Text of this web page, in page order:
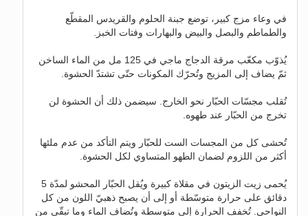
في وعاء مزج كبير، توضع جبنة الحلوم والقريدس المقطّع
والطماطم والبصل والبيض والبهارات وفتات الخبز.
يُذوّب مكعّب مرقة الدجاج ماجي في 125 مل من الماء الساخن
ثمّ يضاف إلى المزيج وتُحرّك المكونات حتّى تشتدّ الحشوة.
تُقلب مجسّات الحبّار نحو الخارج. سيضمن ذلك أن الحشوة لن
تخرج من الحبّار عند طهوه.
تُحشى كل من المجسات الست للحبّار ويتم التأكد من عدم ملئها
أكثر من اللزوم لضمان الطهو المتساوي لكل الحشوة.
يُحمى زيت الزيتون في مقلاة كبيرة ويُقل الحبّار المحشو لمدّة 5
دقائق على حرارة متوسّطة أو إلى أن يصبح ذهبيّ اللون من كل
النواحي. تُخفف الحرارة إلى متوسطة وتُضاف الماء وما تبقّى من